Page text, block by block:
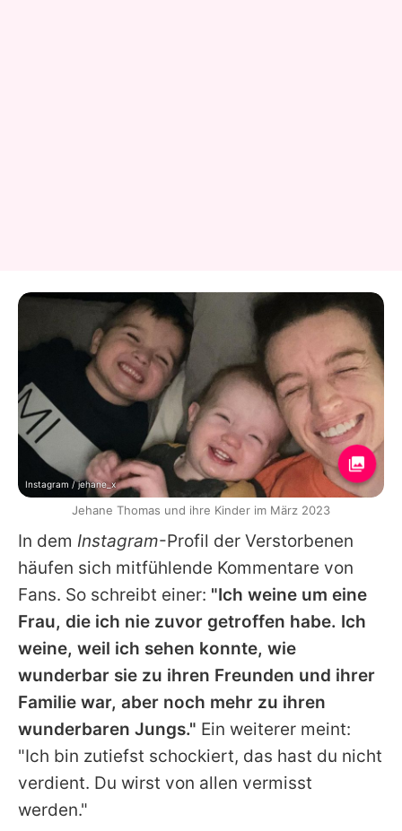
In dem Instagram-Profil der Verstorbenen
häufen sich mitfühlende Kommentare von
Fans. So schreibt einer: "Ich weine um eine
Frau, die ich nie zuvor getroffen habe. Ich
weine, weil ich sehen konnte, wie
wunderbar sie zu ihren Freunden und ihrer
Familie war, aber noch mehr zu ihren
wunderbaren Jungs." Ein weiterer meint:
"Ich bin zutiefst schockiert, das hast du nicht
verdient. Du wirst von allen vermisst
werden."
Instagram / jehane_x
Jehane Thomas und ihre Kinder im März 2023